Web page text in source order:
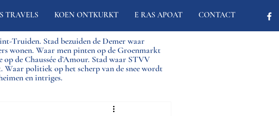
TRAVELS KOEN ONTKURKT E RAS APOAT CONTACT
Truiden. Stad bezuiden de Demer waar
wonen. Waar men pinten op de Groenmarkt
de Chaussée d’Amour. Stad waar STVV
Waar politiek op het scherp van de snee wordt
en intriges.